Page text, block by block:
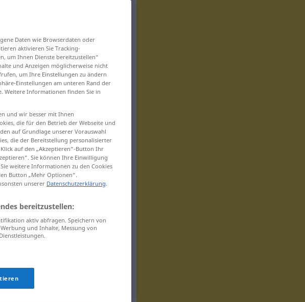
Dach
roof
Daten wie Browserdaten oder
aktivieren Sie Tracking-
um Ihnen Dienste bereitzustellen“
und Anzeigen möglicherweise nicht
um Ihre Einstellungen zu ändern
Einstellungen am unteren Rand der
Weitere Informationen finden Sie in
und wir besser mit Ihnen
die für den Betrieb der Webseite und
auf Grundlage unserer Vorauswahl
die der Bereitstellung personalisierter
auf den „Akzeptieren“-Button Ihr
Sie können Ihre Einwilligung
weitere Informationen zu den Cookies
Button „Mehr Optionen“.
unserer Datenschutzerklärung.
bereitzustellen:
aktiv abfragen. Speichern von
und Inhalte, Messung von